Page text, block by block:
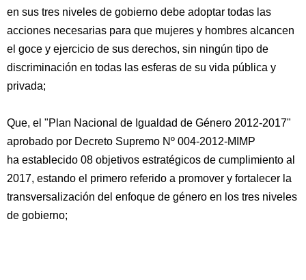
en sus tres niveles de gobierno debe adoptar todas las
acciones necesarias para que mujeres y hombres alcancen
el goce y ejercicio de sus derechos, sin ningún tipo de
discriminación en todas las esferas de su vida pública y
privada;
Que, el "Plan Nacional de Igualdad de Género 2012-2017"
aprobado por Decreto Supremo Nº 004-2012-MIMP
ha establecido 08 objetivos estratégicos de cumplimiento al
2017, estando el primero referido a promover y fortalecer la
transversalización del enfoque de género en los tres niveles
de gobierno;